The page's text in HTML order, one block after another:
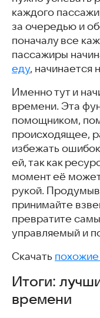
каждого
за очередью и
поначалу все
пассажиры
еду, начинается
Именно тут и
времени. Эта
помощником,
происходящее,
избежать
ей, так как
момент её
рукой.
принимайте
превратите
управляемый и
Скачать похожие
Итоги:
времени